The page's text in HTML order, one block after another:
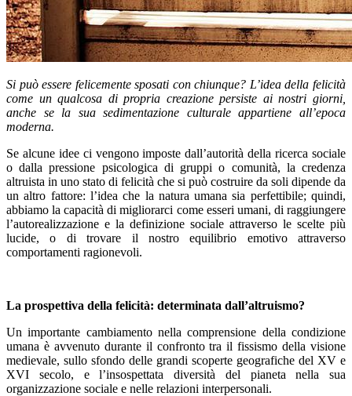
Si può essere felicemente sposati con chiunque? L’idea della felicità
come un qualcosa di propria creazione persiste ai nostri giorni,
anche se la sua sedimentazione culturale appartiene all’epoca
moderna.
Se alcune idee ci vengono imposte dall’autorità della ricerca sociale
o dalla pressione psicologica di gruppi o comunità, la credenza
altruista in uno stato di felicità che si può costruire da soli dipende da
un altro fattore: l’idea che la natura umana sia perfettibile; quindi,
abbiamo la capacità di migliorarci come esseri umani, di raggiungere
l’autorealizzazione e la definizione sociale attraverso le scelte più
lucide, o di trovare il nostro equilibrio emotivo attraverso
comportamenti ragionevoli.
La prospettiva della felicità: determinata dall’altruismo?
Un importante cambiamento nella comprensione della condizione
umana è avvenuto durante il confronto tra il fissismo della visione
medievale, sullo sfondo delle grandi scoperte geografiche del XV e
XVI secolo, e l’insospettata diversità del pianeta nella sua
organizzazione sociale e nelle relazioni interpersonali.